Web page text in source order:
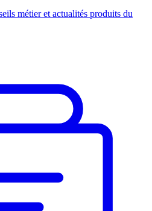
métier et actualités produits du